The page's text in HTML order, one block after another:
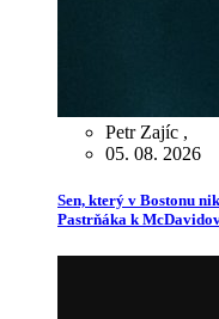
Petr Zajíc ,
05. 08. 2026
Sen, který v Bostonu
Pastrňáka k